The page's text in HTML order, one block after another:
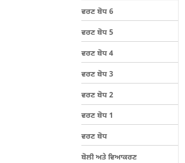
ਵਰਣ ਬੋਧ 6
ਵਰਣ ਬੋਧ 5
ਵਰਣ ਬੋਧ 4
ਵਰਣ ਬੋਧ 3
ਵਰਣ ਬੋਧ 2
ਵਰਣ ਬੋਧ 1
ਵਰਣ ਬੋਧ
ਬੋਲੀ ਅਤੇ ਵਿਆਕਰਣ